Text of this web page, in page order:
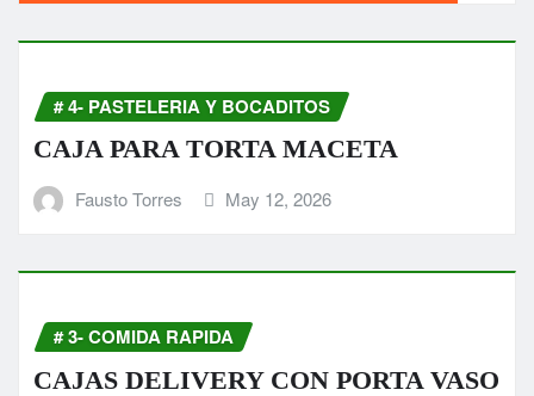
# 4- PASTELERIA Y BOCADITOS
CAJA PARA TORTA MACETA
Fausto Torres May 12, 2026
# 3- COMIDA RAPIDA
CAJAS DELIVERY CON PORTA VASO